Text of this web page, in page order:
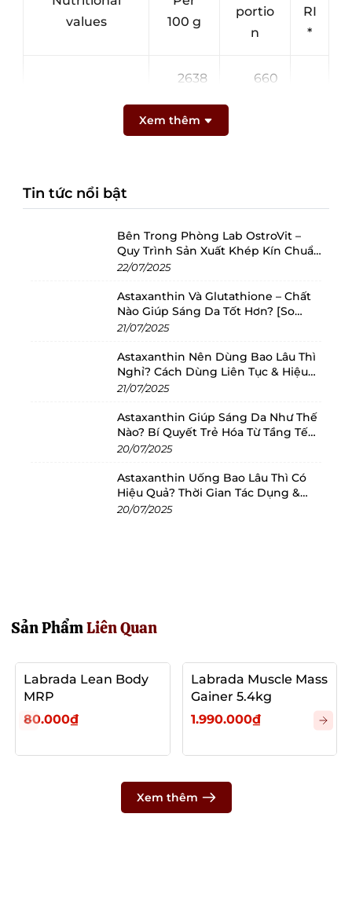
values
100 g
portio
n
RI
*
2638
kcal
660
- including
saturated fatty
7 g 1.8 g
Carbohydrates 9.6 g 2.4 g
4.4 g 1.1 g 1
29 g 7.3 g 15
*RI - Lượng tham khảo
toàn, chất lượng cao thông qua việc áp dụng và
duy trì các tiêu chuẩn quản lý an toàn thực
Nhà máy Ostrovit áp dụng HACCP (Hazard
Xem thêm
Tin tức nổi bật
Bên Trong Phòng Lab OstroVit –
Quy Trình Sản Xuất Khép Kín Chuẩn
Châu Âu
22/07/2025
Astaxanthin Và Glutathione – Chất
Nào Giúp Sáng Da Tốt Hơn? [So
Sánh 2025]
21/07/2025
Astaxanthin Nên Dùng Bao Lâu Thì
Nghỉ? Cách Dùng Liên Tục & Hiệu
Quả Nhất
21/07/2025
Astaxanthin Giúp Sáng Da Như Thế
Nào? Bí Quyết Trẻ Hóa Từ Tầng Tế
Bào
20/07/2025
Astaxanthin Uống Bao Lâu Thì Có
Hiệu Quả? Thời Gian Tác Dụng &
Cách Dùng Tối Ưu
20/07/2025
Sản PhẩmLiên Quan
Labrada Lean Body
MRP
80.000₫
Labrada Muscle Mass
Gainer 5.4kg
1.990.000₫
Xem thêm